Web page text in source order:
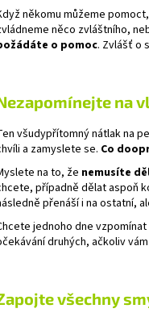
někomu můžeme
něco zvláštního,
o pomoc. Zvlášť o
na
všudypřítomný nátlak na
a zamyslete se. Co
na to, že nemusíte
případně dělat aspoň
přenáší i na ostatní,
jednoho dne
druhých, ačkoliv
všechny